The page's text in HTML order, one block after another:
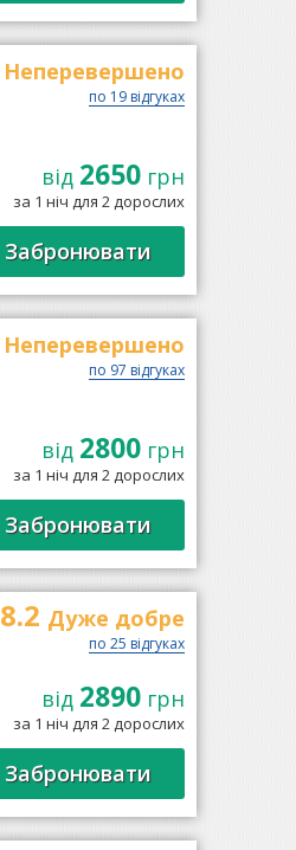
Неперевершено
по 19 відгуках
від 2650грн
за 1 ніч для 2 дорослих
Забронювати
Неперевершено
по 97 відгуках
від 2800грн
за 1 ніч для 2 дорослих
Забронювати
8.2 Дуже добре
по 25 відгуках
від 2890грн
за 1 ніч для 2 дорослих
Забронювати